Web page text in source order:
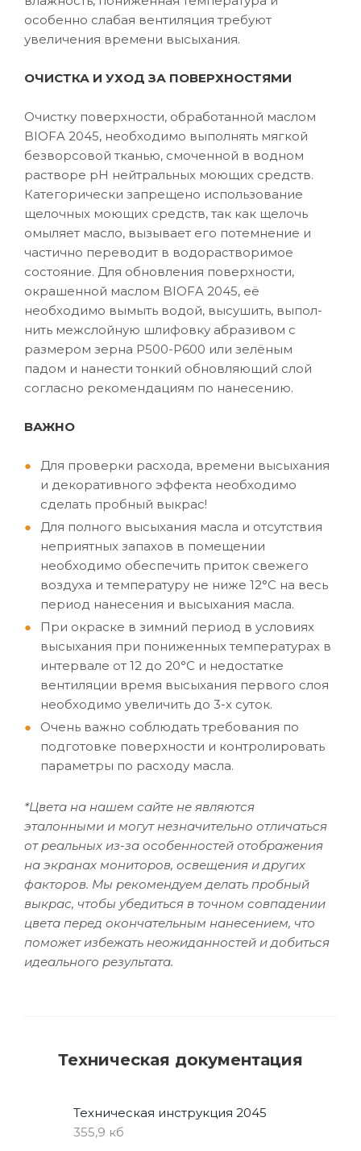
особенно слабая вентиляция требуют
увеличения времени высыхания.
ОЧИСТКА И УХОД ЗА ПОВЕРХНОСТЯМИ
Очистку поверхности, обработанной маслом
BIOFA 2045, необходимо выполнять мягкой
безворсовой тканью, смоченной в водном
растворе рН нейтральных моющих средств.
Категорически запрещено использование
щелочных моющих средств, так как щелочь
омыляет масло, вызывает его потемнение и
частично переводит в водорастворимое
состояние. Для обновления поверхности,
окрашенной маслом BIOFA 2045, её
необходимо вымыть водой, высушить, выпол-
нить межслойную шлифовку абразивом с
размером зерна P500-Р600 или зелёным
падом и нанести тонкий обновляющий слой
согласно рекомендациям по нанесению.
ВАЖНО
Для проверки расхода, времени высыхания
и декоративного эффекта необходимо
сделать пробный выкрас!
Для полного высыхания масла и отсутствия
неприятных запахов в помещении
необходимо обеспечить приток свежего
воздуха и температуру не ниже 12°C на весь
период нанесения и высыхания масла.
При окраске в зимний период в условиях
высыхания при пониженных температурах в
интервале от 12 до 20°C и недостатке
вентиляции время высыхания первого слоя
необходимо увеличить до 3-х суток.
Очень важно соблюдать требования по
подготовке поверхности и контролировать
параметры по расходу масла.
*Цвета на нашем сайте не являются
эталонными и могут незначительно отличаться
от реальных из-за особенностей отображения
на экранах мониторов, освещения и других
факторов. Мы рекомендуем делать пробный
выкрас, чтобы убедиться в точном совпадении
цвета перед окончательным нанесением, что
поможет избежать неожиданностей и добиться
идеального результата.
Техническая документация
Техническая инструкция 2045
355,9 кб